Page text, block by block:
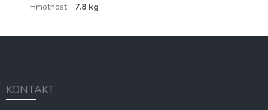
Hmotnosť: 7.8 kg
KONTAKT